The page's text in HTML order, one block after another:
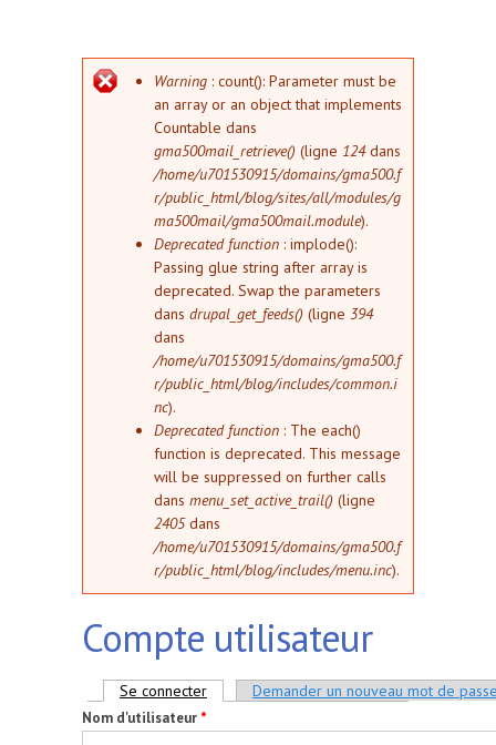
Message d'erreur
Warning : count(): Parameter must be
an array or an object that implements
Countable dans
gma500mail_retrieve() (ligne 124dans
/home/u701530915/domains/gma500.f
r/public_html/blog/sites/all/modules/g
ma500mail/gma500mail.module).
Deprecated function : implode():
Passing glue string after array is
deprecated. Swap the parameters
dans drupal_get_feeds() (ligne 394
dans
/home/u701530915/domains/gma500.f
r/public_html/blog/includes/common.i
nc).
Deprecated function : The each()
function is deprecated. This message
will be suppressed on further calls
dans menu_set_active_trail() (ligne
2405dans
/home/u701530915/domains/gma500.f
r/public_html/blog/includes/menu.inc).
Compte utilisateur
Onglets principaux
Se connecter (onglet actif)Demander un nouveau mot de
Nom d'utilisateur *